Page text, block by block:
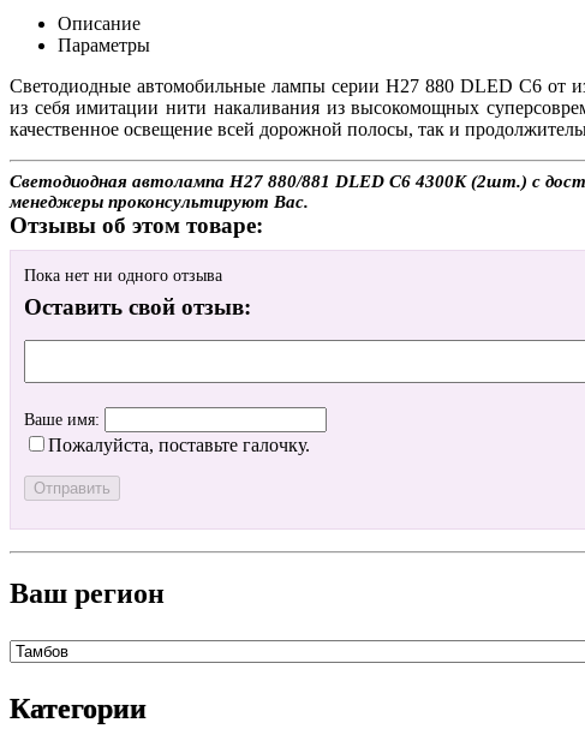
Описание
Параметры
Светодиодные автомобильные лампы серии H27 880 DLED C6 от
из себя имитации нити накаливания из высокомощных
качественное освещение всей дорожной полосы, так и
Светодиодная автолампа H27 880/881 DLED C6 4300K (2шт.) с
менеджеры проконсультируют Вас.
Отзывы об этом товаре:
Пока нет ни одного отзыва
Оставить свой отзыв:
Ваше имя:
Пожалуйста, поставьте галочку.
Ваш регион
Категории